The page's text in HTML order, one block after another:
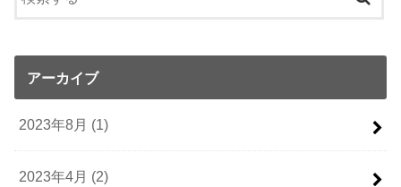
アーカイブ
2023年8月 (1)
2023年4月 (2)